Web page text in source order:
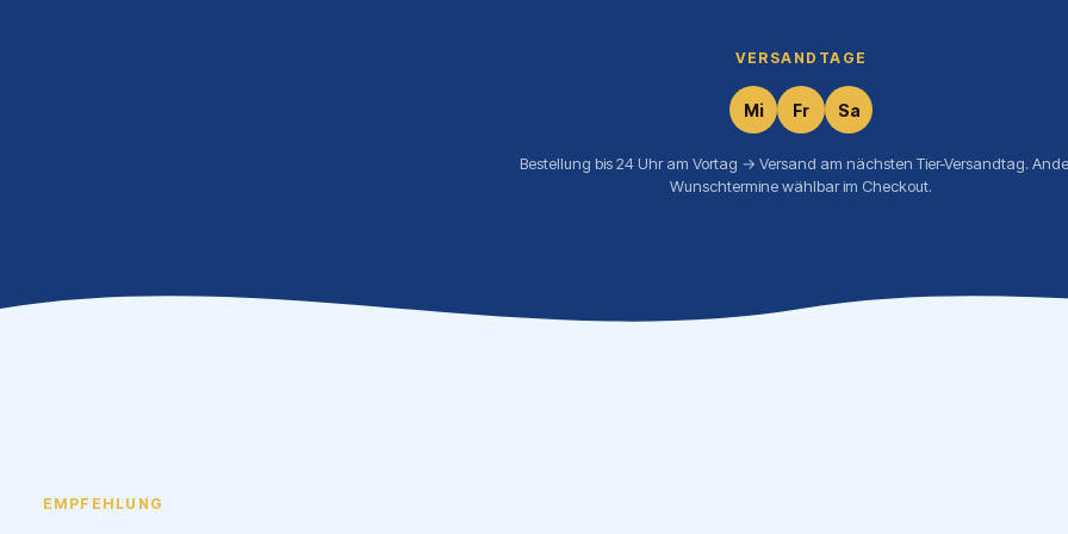
VERSANDTAGE
Mi Fr Sa
Bestellung bis 24 Uhr am Vortag → Versand am nächsten Tier-Versandtag.
Wunschtermine wählbar im Checkout.
EMPFEHLUNG